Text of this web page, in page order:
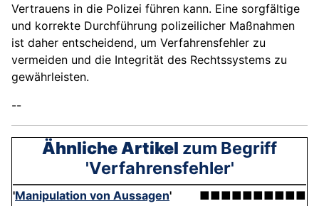
Vertrauens in die Polizei führen kann. Eine sorgfältige
und korrekte Durchführung polizeilicher Maßnahmen
ist daher entscheidend, um Verfahrensfehler zu
vermeiden und die Integrität des Rechtssystems zu
gewährleisten.
--
Ähnliche Artikel zum Begriff
'Verfahrensfehler'
'Manipulation von Aussagen'
■■■■■■■■■■